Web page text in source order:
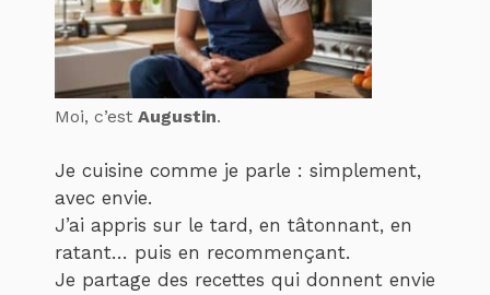
Moi, c’est Augustin.
Je cuisine comme je parle : simplement,
avec envie.
J’ai appris sur le tard, en tâtonnant, en
ratant… puis en recommençant.
Je partage des recettes qui donnent envie